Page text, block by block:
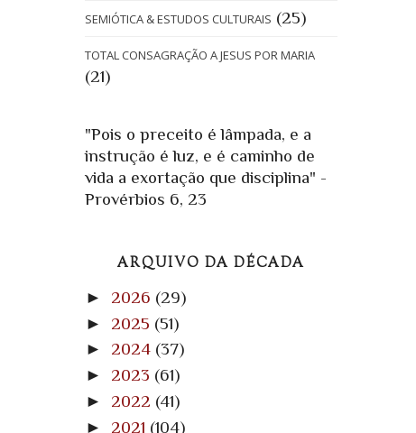
SEMIÓTICA & ESTUDOS CULTURAIS (25)
TOTAL CONSAGRAÇÃO A JESUS POR MARIA
(21)
"Pois o preceito é lâmpada, e a
instrução é luz, e é caminho de
vida a exortação que disciplina" -
Provérbios 6, 23
ARQUIVO DA DÉCADA
► 2026 (29)
► 2025 (51)
► 2024 (37)
► 2023 (61)
► 2022 (41)
► 2021 (104)